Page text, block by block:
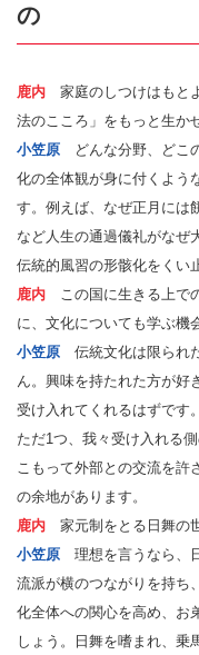
の
鹿内 家庭のしつけはもと
法のこころ」をもっと生か
小笠原 どんな分野、どこ
化の全体観が身に付くよう
す。例えば、なぜ正月には
など人生の通過儀礼がなぜ
伝統的風習の形骸化をくい
鹿内 この国に生きる上で
に、文化についても学ぶ機
小笠原 伝統文化は限られ
ん。興味を持たれた方が好
受け入れてくれるはずです。
ただ1つ、我々受け入れる
こもって外部との交流を許
の余地があります。
鹿内 家元制をとる日舞の
小笠原 理想を言うなら、
流派が横のつながりを持ち
化全体への関心を高め、お
しょう。日舞を嗜まれ、乗